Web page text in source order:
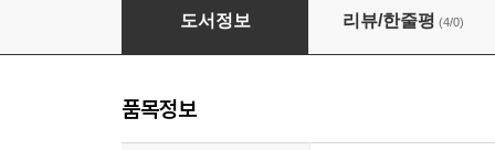
패셔너블 fashionable
도서정보 리뷰/한줄평 (4/0)
품목정보